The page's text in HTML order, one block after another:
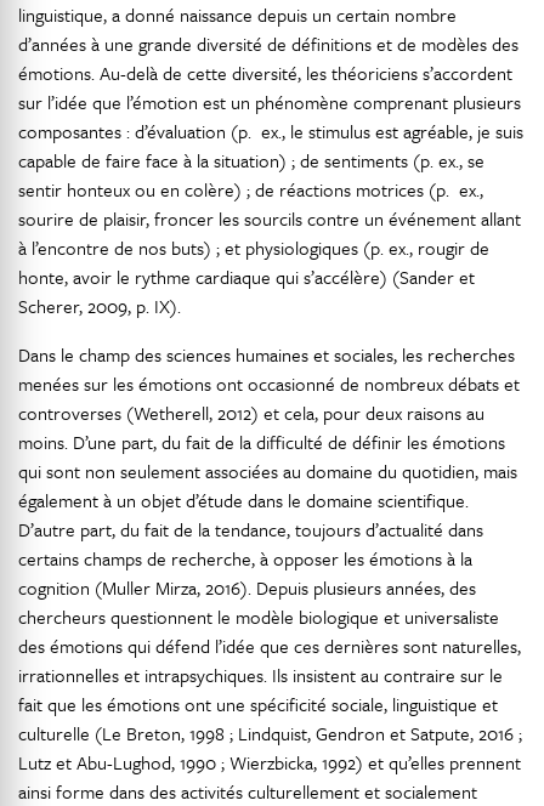
linguistique, a donné naissance depuis un certain nombre
d’années à une grande diversité de définitions et de modèles des
émotions. Au-delà de cette diversité, les théoriciens s’accordent
sur l’idée que l’émotion est un phénomène comprenant plusieurs
composantes : d’évaluation (p. ex., le stimulus est agréable, je suis
capable de faire face à la situation) ; de sentiments (p. ex., se
sentir honteux ou en colère) ; de réactions motrices (p. ex.,
sourire de plaisir, froncer les sourcils contre un événement allant
à l’encontre de nos buts) ; et physiologiques (p. ex., rougir de
honte, avoir le rythme cardiaque qui s’accélère) (Sander et
Scherer, 2009, p. IX).
Dans le champ des sciences humaines et sociales, les recherches
menées sur les émotions ont occasionné de nombreux débats et
controverses (Wetherell, 2012) et cela, pour deux raisons au
moins. D’une part, du fait de la difficulté de définir les émotions
qui sont non seulement associées au domaine du quotidien, mais
également à un objet d’étude dans le domaine scientifique.
D’autre part, du fait de la tendance, toujours d’actualité dans
certains champs de recherche, à opposer les émotions à la
cognition (Muller Mirza, 2016). Depuis plusieurs années, des
chercheurs questionnent le modèle biologique et universaliste
des émotions qui défend l’idée que ces dernières sont naturelles,
irrationnelles et intrapsychiques. Ils insistent au contraire sur le
fait que les émotions ont une spécificité sociale, linguistique et
culturelle (Le Breton, 1998 ; Lindquist, Gendron et Satpute, 2016 ;
Lutz et Abu-Lughod, 1990 ; Wierzbicka, 1992) et qu’elles prennent
ainsi forme dans des activités culturellement et socialement